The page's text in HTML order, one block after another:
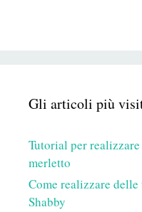
Gli articoli più
Tutorial per
merletto
Come realizzare
Shabby